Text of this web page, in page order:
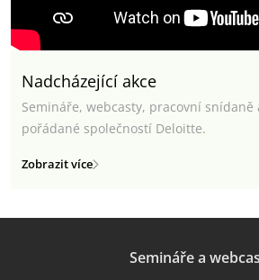
Nadcházející akce
Semináře, webcasty, pracovní snídaně
pořádané společností Deloitte.
Zobrazit více
Semináře a